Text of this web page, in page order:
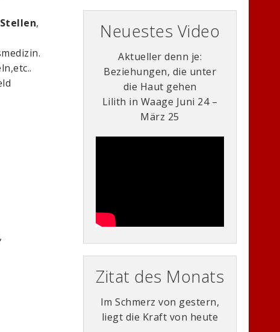
,
Neuestes Video
Aktueller denn je:
Beziehungen, die unter
die Haut gehen
Lilith in Waage Juni 24 –
März 25
Zitat des Monats
Im Schmerz von gestern,
liegt die Kraft von heute